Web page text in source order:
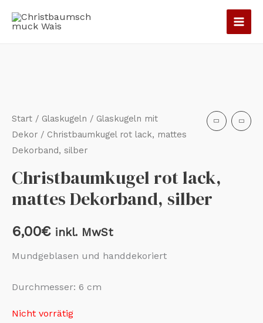
Inhalt
Start / Glaskugeln / Glaskugeln mit
Dekor / Christbaumkugel rot lack, mattes
Dekorband, silber
Christbaumkugel rot lack,
mattes Dekorband, silber
6,00€ inkl. MwSt
Mundgeblasen und handdekoriert
Durchmesser: 6 cm
Nicht vorrätig